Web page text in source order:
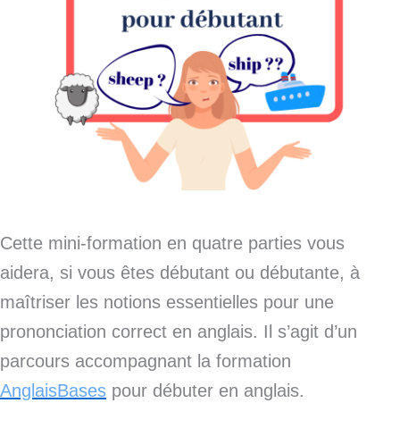
Cette mini-formation en quatre parties vous
aidera, si vous êtes débutant ou débutante, à
maîtriser les notions essentielles pour une
prononciation correct en anglais. Il s’agit d’un
parcours accompagnant la formation
AnglaisBases pour débuter en anglais.